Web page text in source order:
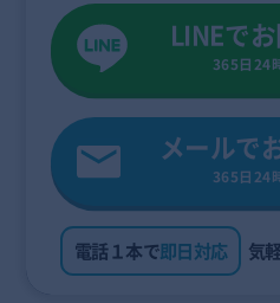
LINEで
365日24
メールで
365日24
電話１本で即日対応 気